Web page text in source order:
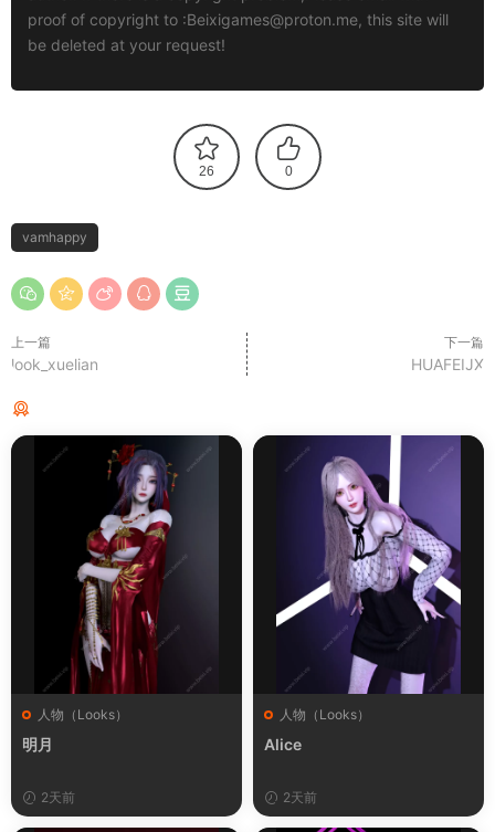
proof of copyright to :Beixigames@proton.me, this site will
be deleted at your request!
26 0
vamhappy
上一篇
look_xuelian
下一篇
HUAFEIJX
人物（Looks）
明月
2天前
人物（Looks）
Alice
2天前